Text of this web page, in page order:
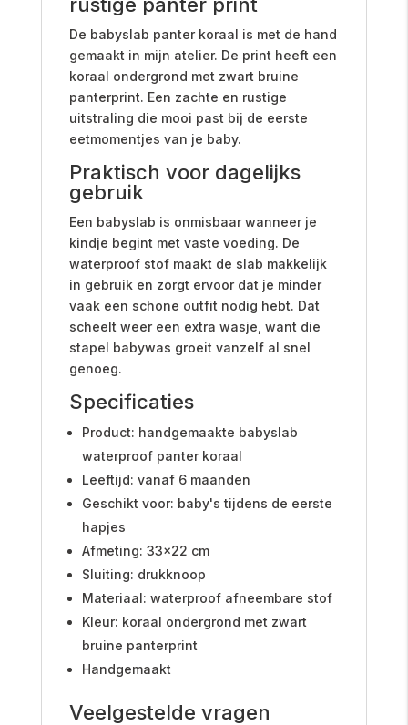
De babyslab panter koraal is met de hand
gemaakt in mijn atelier. De print heeft een
koraal ondergrond met zwart bruine
panterprint. Een zachte en rustige
uitstraling die mooi past bij de eerste
eetmomentjes van je baby.
Praktisch voor dagelijks
gebruik
Een babyslab is onmisbaar wanneer je
kindje begint met vaste voeding. De
waterproof stof maakt de slab makkelijk
in gebruik en zorgt ervoor dat je minder
vaak een schone outfit nodig hebt. Dat
scheelt weer een extra wasje, want die
stapel babywas groeit vanzelf al snel
genoeg.
Specificaties
Product: handgemaakte babyslab
waterproof panter koraal
Leeftijd: vanaf 6 maanden
Geschikt voor: baby's tijdens de eerste
hapjes
Afmeting: 33x22 cm
Sluiting: drukknoop
Materiaal: waterproof afneembare stof
Kleur: koraal ondergrond met zwart
bruine panterprint
Handgemaakt
Veelgestelde vragen